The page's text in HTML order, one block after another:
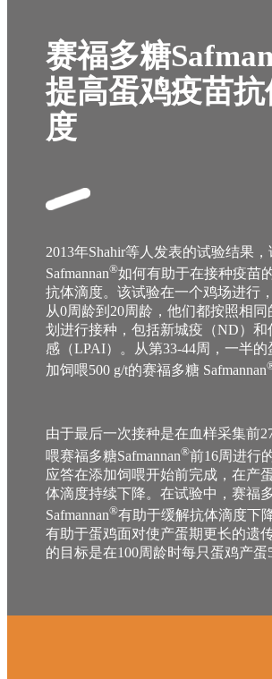
赛福多糖
提高蛋鸡疫苗
度
2013年Shahir等人发表的试验结果
Safmannan®如何有助于在接种疫苗
抗体滴度。该试验在一个鸡场进行
从0周龄到20周龄，他们都按照相
划进行接种，包括新城疫（ND）和
感（LPAI）。从第33-44周，一半
加饲喂500 g/t的赛福多糖 Safmannan
由于最后一次接种是在血样采集前
喂赛福多糖Safmannan®前16周进行
应答在添加饲喂开始前完成，在产
体滴度持续下降。在试验中，赛福
Safmannan®有助于缓解抗体滴度下
有助于蛋鸡面对使产蛋期更长的遗
的目标是在100周龄时每只蛋鸡产蛋